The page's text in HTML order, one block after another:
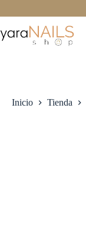
al
contenido
Inicio Tienda